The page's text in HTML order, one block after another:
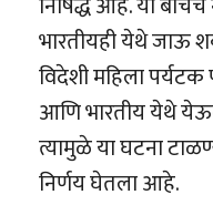
भारतीयही येथे जाऊ
विदेशी महिला पर्यटक
आणि भारतीय येथे
त्यामुळे या घटना
निर्णय घेतला आहे.